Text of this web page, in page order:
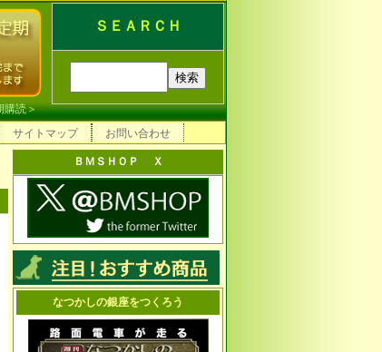
ＳＥＡＲＣＨ
購読＞
サイトマップ お問い合わせ
ＢＭＳＨＯＰ Ｘ
なつかしの銀座をつくろう